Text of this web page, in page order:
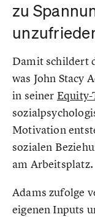
zu
Damit schildert
was John Stacy
in seiner
Motivation
sozialen
am Arbeitsplatz.
Adams zufolge
eigenen Inputs